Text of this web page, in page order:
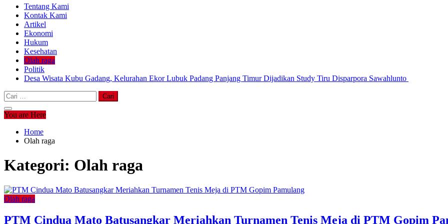
Tentang Kami
Kontak Kami
Artikel
Ekonomi
Hukum
Kesehatan
Olah raga
Politik
Desa Wisata Kubu Gadang, Kelurahan Ekor Lubuk Padang Panjang Timur Dijadikan Study Tiru Disparpora Sawahlunto
Cari
untuk:
You are Here
Home
Olah raga
Kategori: Olah raga
Olah raga
PTM Cindua Mato Batusangkar Meriahkan Turnamen Tenis Meja di PTM Gopim